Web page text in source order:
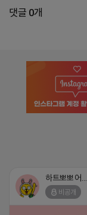
댓글 0개
비공개